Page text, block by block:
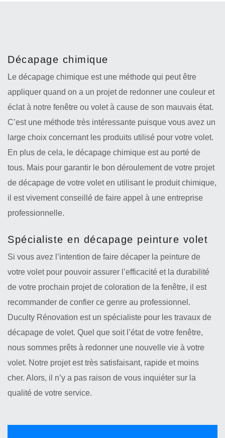
Décapage chimique
Le décapage chimique est une méthode qui peut être
appliquer quand on a un projet de redonner une couleur et
éclat à notre fenêtre ou volet à cause de son mauvais état.
C’est une méthode très intéressante puisque vous avez un
large choix concernant les produits utilisé pour votre volet.
En plus de cela, le décapage chimique est au porté de
tous. Mais pour garantir le bon déroulement de votre projet
de décapage de votre volet en utilisant le produit chimique,
il est vivement conseillé de faire appel à une entreprise
professionnelle.
Spécialiste en décapage peinture volet
Si vous avez l’intention de faire décaper la peinture de
votre volet pour pouvoir assurer l’efficacité et la durabilité
de votre prochain projet de coloration de la fenêtre, il est
recommander de confier ce genre au professionnel.
Duculty Rénovation est un spécialiste pour les travaux de
décapage de volet. Quel que soit l’état de votre fenêtre,
nous sommes prêts à redonner une nouvelle vie à votre
volet. Notre projet est très satisfaisant, rapide et moins
cher. Alors, il n’y a pas raison de vous inquiéter sur la
qualité de votre service.